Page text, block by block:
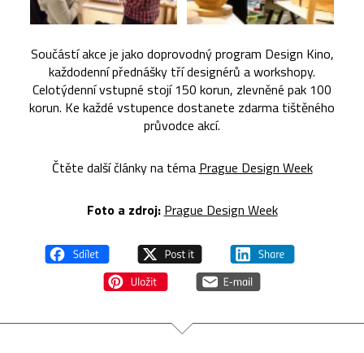
Součástí akce je jako doprovodný program Design Kino,
každodenní přednášky tří designérů a workshopy.
Celotýdenní vstupné stojí 150 korun, zlevněné pak 100
korun. Ke každé vstupence dostanete zdarma tištěného
průvodce akcí.
Čtěte další články na téma Prague Design Week
Foto a zdroj: Prague Design Week